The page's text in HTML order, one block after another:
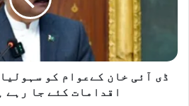
سہولیات
کیلئے
اقدامات
ڈی آئی خان کےعوام کو
اقدامات کئے جا رہے